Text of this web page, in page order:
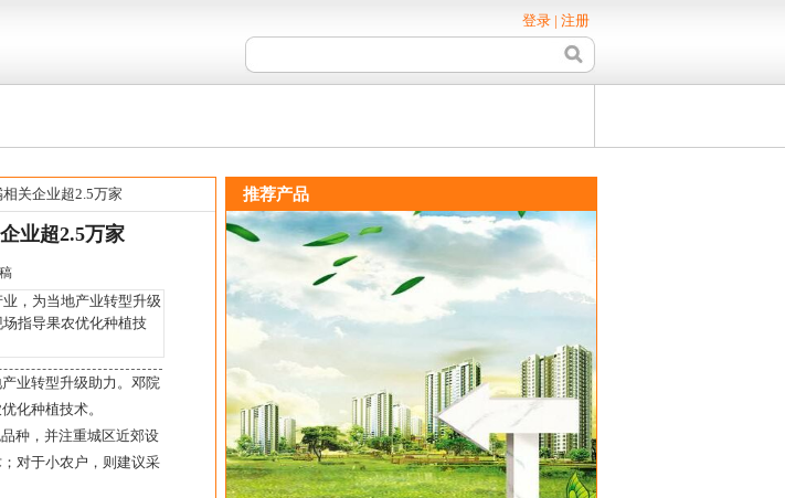
登录 | 注册
关企业超2.5万家
业超2.5万家
，为当地产业转型升级
指导果农优化种植技
业转型升级助力。邓院
化种植技术。
种，并注重城区近郊设
对于小农户，则建议采
推荐产品